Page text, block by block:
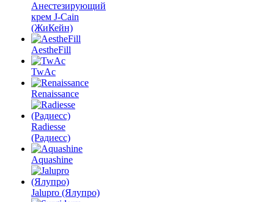
Анестезирующий
крем J-Cain
(ЖиКейн)
AestheFill
TwAc
Renaissance
Radiesse
(Радиесс)
Aquashine
Jalupro (Ялупро)